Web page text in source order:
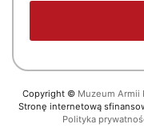
Copyright © Muzeum Armii
Stronę internetową
Polityka